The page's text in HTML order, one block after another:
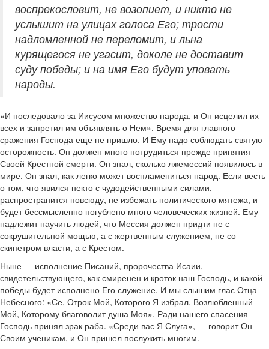
воспрекословит, не возопиет, и никто не
услышит на улицах голоса Его; трости
надломленной не переломит, и льна
курящегося не угасит, доколе не доставит
суду победы; и на имя Его будут уповать
народы.
«И последовало за Иисусом множество народа, и Он исцелил их
всех и запретил им объявлять о Нем». Время для главного
сражения Господа еще не пришло. И Ему надо соблюдать святую
осторожность. Он должен много потрудиться прежде принятия
Своей Крестной смерти. Он знал, сколько лжемессий появилось в
мире. Он знал, как легко может воспламениться народ. Если весть
о том, что явился некто с чудодейственными силами,
распространится повсюду, не избежать политического мятежа, и
будет бессмысленно погублено много человеческих жизней. Ему
надлежит научить людей, что Мессия должен придти не с
сокрушительной мощью, а с жертвенным служением, не со
скипетром власти, а с Крестом.
Ныне — исполнение Писаний, пророчества Исаии,
свидетельствующего, как смиренен и кроток наш Господь, и какой
победы будет исполнено Его служение. И мы слышим глас Отца
Небесного: «Се, Отрок Мой, Которого Я избрал, Возлюбленный
Мой, Которому благоволит душа Моя». Ради нашего спасения
Господь принял зрак раба. «Среди вас Я Слуга», — говорит Он
Своим ученикам, и Он пришел послужить многим.